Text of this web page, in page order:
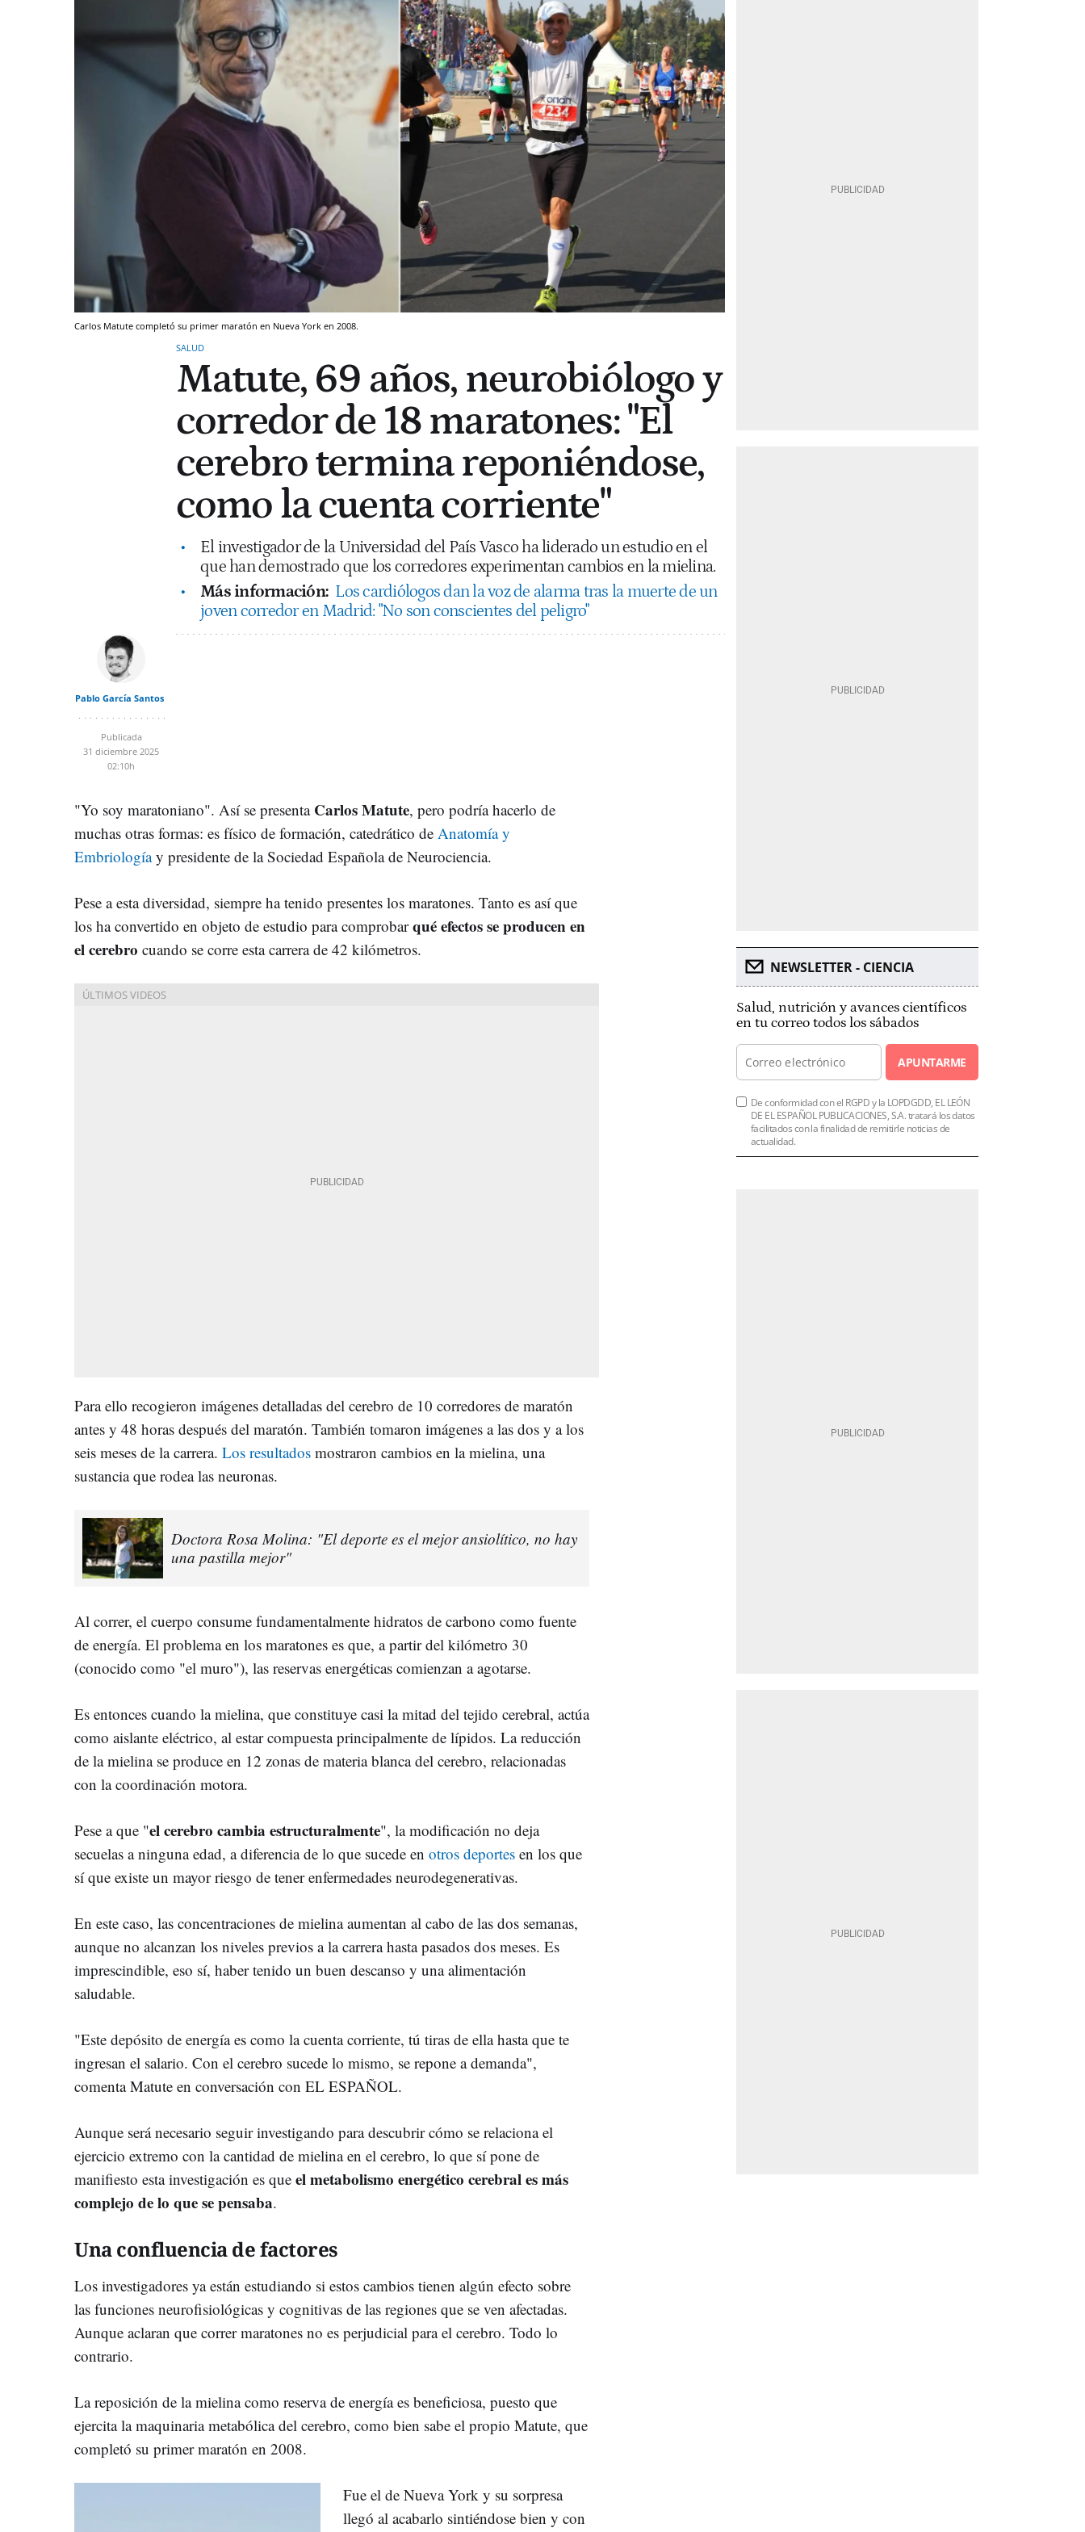
Carlos Matute completó su primer maratón en Nueva York en 2008.
SALUD
Matute, 69 años, neurobiólogo y
corredor de 18 maratones: "El
cerebro termina reponiéndose,
como la cuenta corriente"
El investigador de la Universidad del País Vasco ha liderado un estudio en el
que han demostrado que los corredores experimentan cambios en la mielina.
Más información: Los cardiólogos dan la voz de alarma tras la muerte de un
joven corredor en Madrid: "No son conscientes del peligro"
Pablo García Santos
Publicada
31 diciembre 2025
02:10h
"Yo soy maratoniano". Así se presenta Carlos Matute, pero podría hacerlo de
muchas otras formas: es físico de formación, catedrático de Anatomía y
Embriologíay presidente de la Sociedad Española de Neurociencia.
Pese a esta diversidad, siempre ha tenido presentes los maratones. Tanto es así que
los ha convertido en objeto de estudio para comprobarqué efectos se producen en
el cerebro cuando se corre esta carrera de 42 kilómetros.
Para ello recogieron imágenes detalladas del cerebro de 10 corredores de maratón
antes y 48 horas después del maratón. También tomaron imágenes a las dos y a los
seis meses de la carrera. Los resultados mostraron cambios en la mielina, una
sustancia que rodea las neuronas.
Doctora Rosa Molina: "El deporte es el mejor ansiolítico, no hay
una pastilla mejor"
Al correr, el cuerpo consume fundamentalmente hidratos de carbono como fuente
de energía. El problema en los maratones es que, a partir del kilómetro 30
(conocido como "el muro"), las reservas energéticas comienzan a agotarse.
Es entonces cuando la mielina, que constituye casi la mitad del tejido cerebral, actúa
como aislante eléctrico, al estar compuesta principalmente de lípidos. La reducción
de la mielina se produce en 12 zonas de materia blanca del cerebro, relacionadas
con la coordinación motora.
Pese a que "el cerebro cambia estructuralmente", la modificación no deja
secuelas a ninguna edad, a diferencia de lo que sucede en otros deportes en los que
sí que existe un mayor riesgo de tener enfermedades neurodegenerativas.
En este caso, las concentraciones de mielina aumentan al cabo de las dos semanas,
aunque no alcanzan los niveles previos a la carrera hasta pasados dos meses. Es
imprescindible, eso sí, haber tenido un buen descanso y una alimentación
saludable.
"Este depósito de energía es como la cuenta corriente, tú tiras de ella hasta que te
ingresan el salario. Con el cerebro sucede lo mismo, se repone a demanda",
comenta Matute en conversación con EL ESPAÑOL.
Aunque será necesario seguir investigando para descubrir cómo se relaciona el
ejercicio extremo con la cantidad de mielina en el cerebro, lo que sí pone de
manifiesto esta investigación es que el metabolismo energético cerebral es más
complejo de lo que se pensaba.
Una confluencia de factores
Los investigadores ya están estudiando si estos cambios tienen algún efecto sobre
las funciones neurofisiológicas y cognitivas de las regiones que se ven afectadas.
Aunque aclaran que correr maratones no es perjudicial para el cerebro. Todo lo
contrario.
La reposición de la mielina como reserva de energía es beneficiosa, puesto que
ejercita la maquinaria metabólica del cerebro, como bien sabe el propio Matute, que
completó su primer maratón en 2008.
Fue el de Nueva York y su sorpresa
llegó al acabarlo sintiéndose bien y con
NEWSLETTER - CIENCIA
Salud, nutrición y avances científicos
en tu correo todos los sábados
APUNTARME
De conformidad con el RGPD y la LOPDGDD, EL LEÓN
DE EL ESPAÑOL PUBLICACIONES, S.A. tratará los datos
facilitados con la finalidad de remitirle noticias de
actualidad.